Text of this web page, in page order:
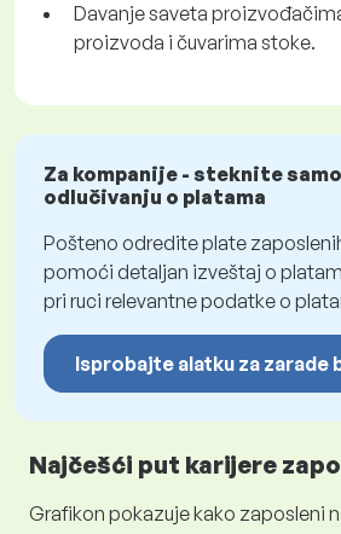
Davanje saveta
proizvoda i čuvarima stoke.
Za kompanije - steknite
odlučivanju o platama
Pošteno odredite plate
pomoći detaljan izveštaj o
pri ruci relevantne podatke o
Isprobajte alatku za zarade
Najčešći put karijere
Grafikon pokazuje kako zaposleni